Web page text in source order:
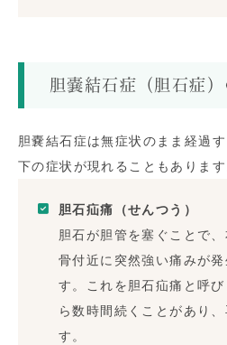
胆嚢結石症（胆石症
胆嚢結石症は無症状のまま経過
下の症状が現れることもあります
胆石疝痛（せんつう）
胆石が胆管を塞ぐことで
骨付近に突然強い痛みが
す。これを胆石疝痛と呼
ら数時間続くことがあり
す。